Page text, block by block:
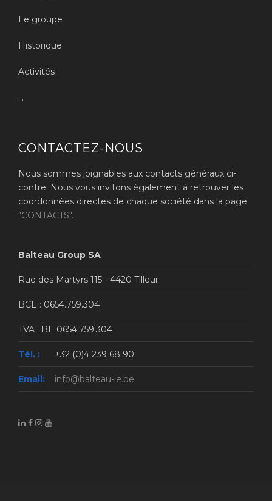
Le groupe
Historique
Activités
...
CONTACTEZ-NOUS
Nous sommes joignables aux contacts généraux ci-
contre. Nous vous invitons également à retrouver les
coordonnées directes de chaque société dans la page
"CONTACTS".
Balteau Group SA
Rue des Martyrs 115 - 4420 Tilleur
BCE : 0654.759.304
TVA : BE 0654.759.304
Tél. : +32 (0)4 239 68 90
Email: info@balteau-ie.be